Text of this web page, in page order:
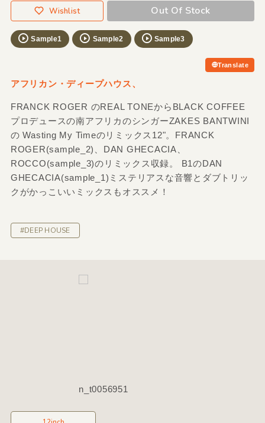
Wishlist Out Of Stock
Sample1 Sample2 Sample3
Translate
アフリカン・ディープハウス、
FRANCK ROGER のREAL TONEからBLACK COFFEE
プロデュースの南アフリカのシンガーZAKES BANTWINI
の Wasting My Timeのリミックス12"。FRANCK
ROGER(sample_2)、DAN GHECACIA、
ROCCO(sample_3)のリミックス収録。 B1のDAN
GHECACIA(sample_1)ミステリアスな音響とダブトリッ
クがかっこいいミックスもオススメ！
#DEEP HOUSE
n_t0056951